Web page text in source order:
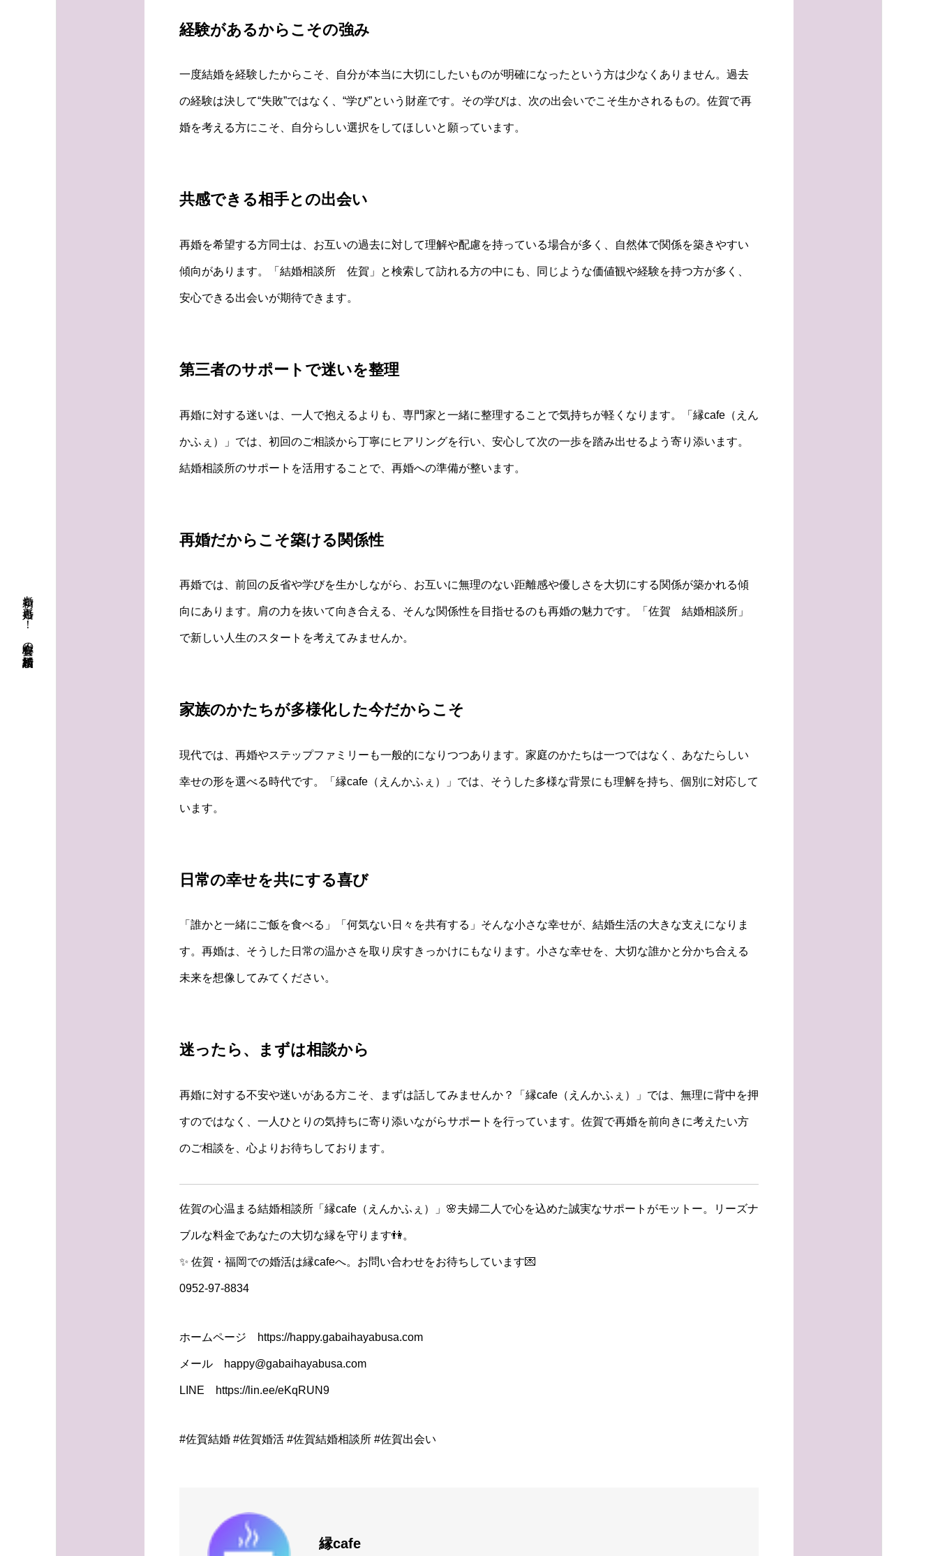
初婚も再婚も！ 安心料金の結婚相談所
経験があるからこその強み
一度結婚を経験したからこそ、自分が本当に大切にしたいものが明確になったという方は少なくありません。過去
の経験は決して“失敗”ではなく、“学び”という財産です。その学びは、次の出会いでこそ生かされるもの。佐賀で再
婚を考える方にこそ、自分らしい選択をしてほしいと願っています。
共感できる相手との出会い
再婚を希望する方同士は、お互いの過去に対して理解や配慮を持っている場合が多く、自然体で関係を築きやすい
傾向があります。「結婚相談所 佐賀」と検索して訪れる方の中にも、同じような価値観や経験を持つ方が多く、
安心できる出会いが期待できます。
第三者のサポートで迷いを整理
再婚に対する迷いは、一人で抱えるよりも、専門家と一緒に整理することで気持ちが軽くなります。「縁cafe（えん
かふぇ）」では、初回のご相談から丁寧にヒアリングを行い、安心して次の一歩を踏み出せるよう寄り添います。
結婚相談所のサポートを活用することで、再婚への準備が整います。
再婚だからこそ築ける関係性
再婚では、前回の反省や学びを生かしながら、お互いに無理のない距離感や優しさを大切にする関係が築かれる傾
向にあります。肩の力を抜いて向き合える、そんな関係性を目指せるのも再婚の魅力です。「佐賀 結婚相談所」
で新しい人生のスタートを考えてみませんか。
家族のかたちが多様化した今だからこそ
現代では、再婚やステップファミリーも一般的になりつつあります。家庭のかたちは一つではなく、あなたらしい
幸せの形を選べる時代です。「縁cafe（えんかふぇ）」では、そうした多様な背景にも理解を持ち、個別に対応して
います。
日常の幸せを共にする喜び
「誰かと一緒にご飯を食べる」「何気ない日々を共有する」そんな小さな幸せが、結婚生活の大きな支えになりま
す。再婚は、そうした日常の温かさを取り戻すきっかけにもなります。小さな幸せを、大切な誰かと分かち合える
未来を想像してみてください。
迷ったら、まずは相談から
再婚に対する不安や迷いがある方こそ、まずは話してみませんか？「縁cafe（えんかふぇ）」では、無理に背中を押
すのではなく、一人ひとりの気持ちに寄り添いながらサポートを行っています。佐賀で再婚を前向きに考えたい方
のご相談を、心よりお待ちしております。
佐賀の心温まる結婚相談所「縁cafe（えんかふぇ）」🌸夫婦二人で心を込めた誠実なサポートがモットー。リーズナ
ブルな料金であなたの大切な縁を守ります👫。
✨ 佐賀・福岡での婚活は縁cafeへ。お問い合わせをお待ちしています💌
0952-97-8834
ホームページ https://happy.gabaihayabusa.com
メール happy@gabaihayabusa.com
LINE https://lin.ee/eKqRUN9
#佐賀結婚 #佐賀婚活 #佐賀結婚相談所 #佐賀出会い
縁cafe